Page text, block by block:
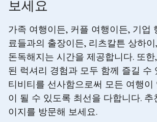
보세요
가족 여행이든, 커플 여행이든, 기업
료들과의 출장이든, 리츠칼튼 상하
돈독해지는 시간을 제공합니다. 또한
된 럭셔리 경험과 모두 함께 즐길 수
티비티를 선사함으로써 모든 여행이
이 될 수 있도록 최선을 다합니다. 추
이지를 방문해 보세요.